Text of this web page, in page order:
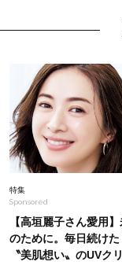
ワ
初
で
「
藤
特集
Sponsored
【高垣麗子さん愛用
のために。毎日続けた
〝美肌想い〟のUVク